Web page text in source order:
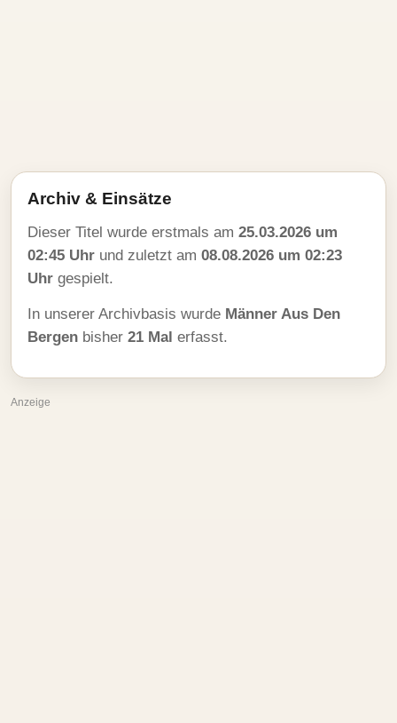
Archiv & Einsätze
Dieser Titel wurde erstmals am 25.03.2026 um
02:45 Uhr und zuletzt am 08.08.2026 um 02:23
Uhr gespielt.
In unserer Archivbasis wurde Männer Aus Den
Bergen bisher 21 Mal erfasst.
Anzeige